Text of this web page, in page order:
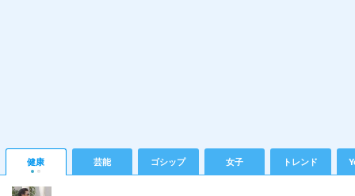
健康 芸能 ゴシップ 女子 トレンド